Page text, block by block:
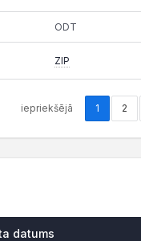
ODT
ZIP
iepriekšējā 1 2
datums